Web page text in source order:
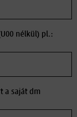
nélkül) pl.:
a saját dm